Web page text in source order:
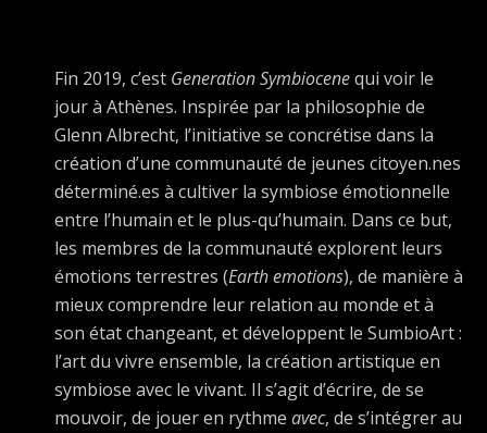
Fin 2019, c’est Generation Symbiocenequi voir le
jour à Athènes. Inspirée par la philosophie de
Glenn Albrecht, l’initiative se concrétise dans la
création d’une communauté de jeunes citoyen.nes
déterminé.es à cultiver la symbiose émotionnelle
entre l’humain et le plus-qu’humain. Dans ce but,
les membres de la communauté explorent leurs
émotions terrestres (Earth emotions), de manière à
mieux comprendre leur relation au monde et à
son état changeant, et développent le SumbioArt :
l’art du vivre ensemble, la création artistique en
symbiose avec le vivant. Il s’agit d’écrire, de se
mouvoir, de jouer en rythme avec, de s’intégrer au